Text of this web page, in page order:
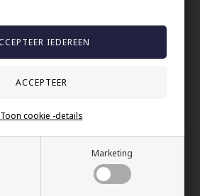
Marketing
Toon cookie -details